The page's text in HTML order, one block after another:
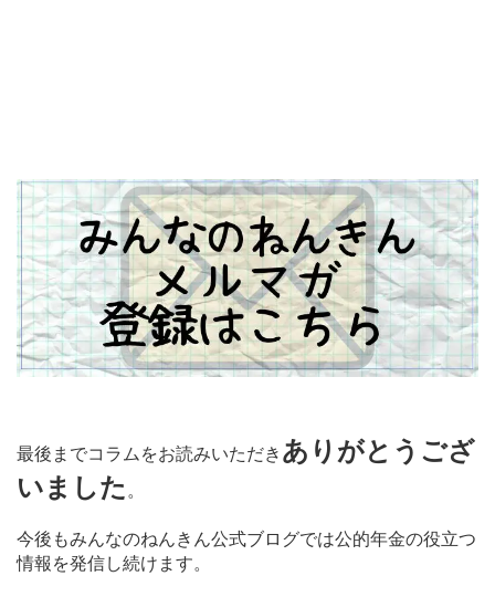
最後までコラムをお読みいただき ありがとうござ
いました 。
今後もみんなのねんきん公式ブログでは公的年金の役立つ
情報を発信し続けます。